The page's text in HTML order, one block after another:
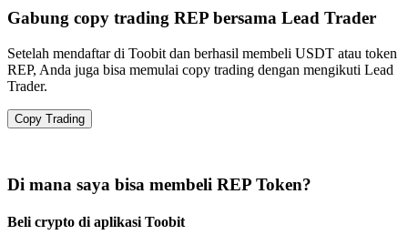
Gabung copy trading REP bersama Lead Trader
Setelah mendaftar di Toobit dan berhasil membeli USDT atau token
REP, Anda juga bisa memulai copy trading dengan mengikuti Lead
Trader.
Copy Trading
Di mana saya bisa membeli REP Token?
Beli crypto di aplikasi Toobit